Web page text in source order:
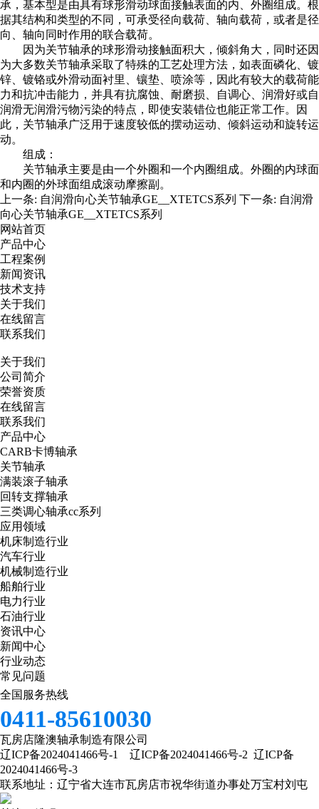
承，基本型是由具有球形滑动球面接触表面的内、外圈组成。根
据其结构和类型的不同，可承受径向载荷、轴向载荷，或者是径
向、轴向同时作用的联合载荷。
因为关节轴承的球形滑动接触面积大，倾斜角大，同时还因
为大多数关节轴承采取了特殊的工艺处理方法，如表面磷化、镀
锌、镀铬或外滑动面衬里、镶垫、喷涂等，因此有较大的载荷能
力和抗冲击能力，并具有抗腐蚀、耐磨损、自调心、润滑好或自
润滑无润滑污物污染的特点，即使安装错位也能正常工作。因
此，关节轴承广泛用于速度较低的摆动运动、倾斜运动和旋转运
动。
组成：
关节轴承主要是由一个外圈和一个内圈组成。外圈的内球面
和内圈的外球面组成滚动摩擦副。
上一条: 自润滑向心关节轴承GE__XTETCS系列 下一条: 自润滑
向心关节轴承GE__XTETCS系列
网站首页
产品中心
工程案例
新闻资讯
技术支持
关于我们
在线留言
联系我们
关于我们
公司简介
荣誉资质
在线留言
联系我们
产品中心
CARB卡博轴承
关节轴承
满装滚子轴承
回转支撑轴承
三类调心轴承cc系列
应用领域
机床制造行业
汽车行业
机械制造行业
船舶行业
电力行业
石油行业
资讯中心
新闻中心
行业动态
常见问题
全国服务热线
0411-85610030
瓦房店隆澳轴承制造有限公司
辽ICP备2024041466号-1
辽ICP备2024041466号-2 辽ICP备
2024041466号-3
联系地址：辽宁省大连市瓦房店市祝华街道办事处万宝村刘屯